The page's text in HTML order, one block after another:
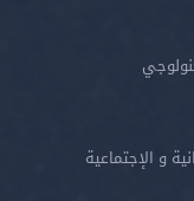
و الإجتماعية